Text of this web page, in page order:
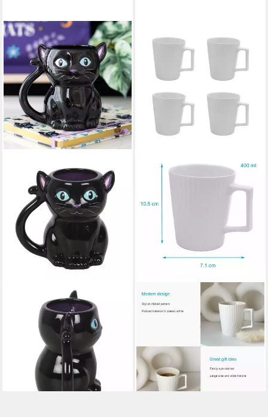
SOMETHING DIFFERENT
Tasse Süße Katzen 3D Tasse
Gothic in schwarz, Süße
Katzen 3D Tasse Gothic in
schwarz
14,90 €
lieferbar - in 4-5 Werktagen bei dir
INTIRILIFE
Tasse, 4-tlg., Keramik, Kaffee
Tee Tasse 400 ml 12.5 x 7.1 /
9.4 x 10.5 cm gerilltes Muster
ab 36,99 €
-20%
lieferbar - in 2-3 Werktagen bei dir